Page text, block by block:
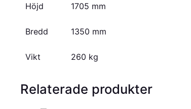
Höjd 1705 mm
Bredd 1350 mm
Vikt 260 kg
Relaterade produkter